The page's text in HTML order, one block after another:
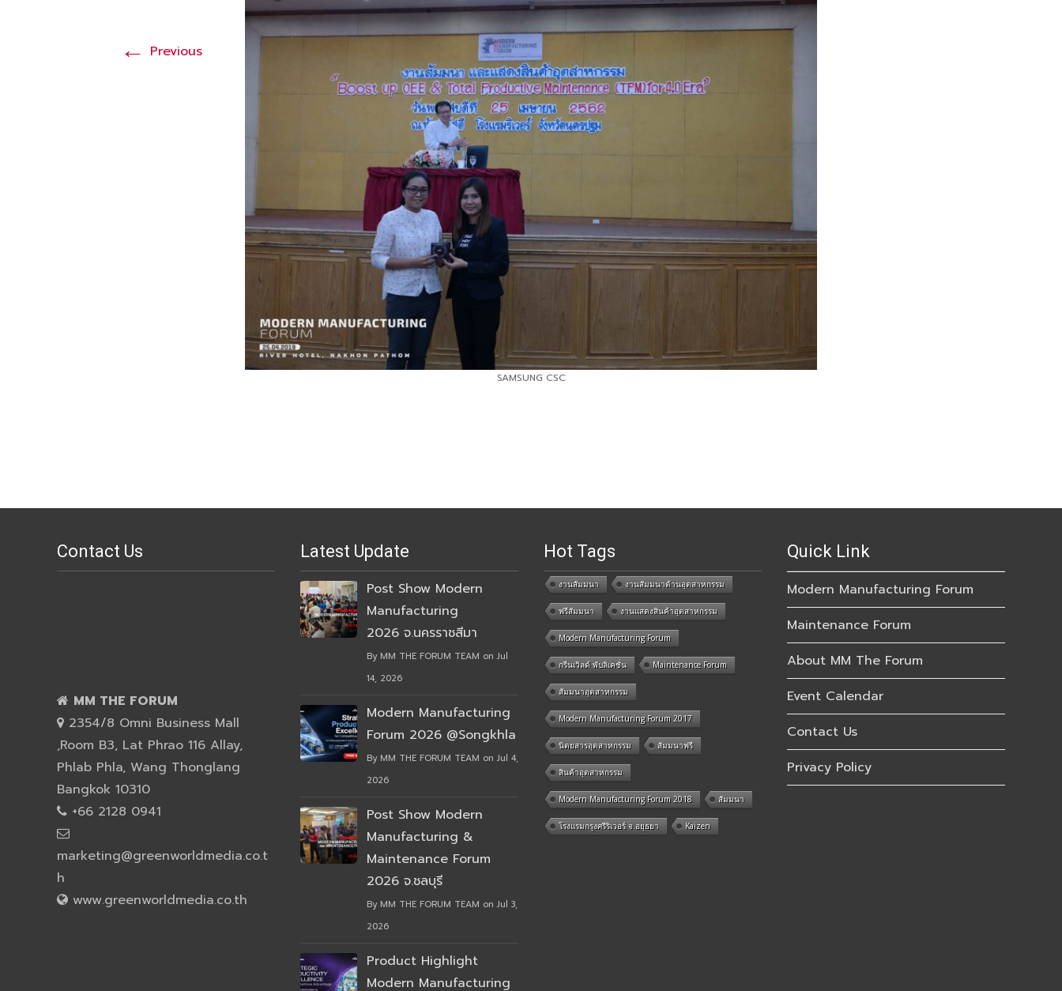
← Previous
SAMSUNG CSC
Contact Us
MM THE FORUM
2354/8 Omni Business Mall
,Room B3, Lat Phrao 116 Allay,
Phlab Phla, Wang Thonglang
Bangkok 10310
+66 2128 0941
marketing@greenworldmedia.co.t
h
www.greenworldmedia.co.th
Latest Update
Post Show Modern
Manufacturing
2026 จ.นครราชสีมา
By MM THE FORUM TEAM on Jul
14, 2026
Modern Manufacturing
Forum 2026 @Songkhla
By MM THE FORUM TEAM on Jul 4,
2026
Post Show Modern
Manufacturing &
Maintenance Forum
2026 จ.ชลบุรี
By MM THE FORUM TEAM on Jul 3,
2026
Product Highlight
Modern Manufacturing
Hot Tags
งานสัมมนา งานสัมมนาด้านอุตสาหกรรม
ฟรีสัมมนา งานแสดงสินค้าอุตสาหกรรม
Modern Manufacturing Forum
กรีนเวิลด์ พับลิเคชั่น Maintenance Forum
สัมมนาอุตสาหกรรม
Modern Manufacturing Forum 2017
นิตยสารอุตสาหกรรม สัมมนาฟรี
สินค้าอุตสาหกรรม
Modern Manufacturing Forum 2018 สัมมนา
โรงแรมกรุงศรีริเวอร์ จ.อยุธยา Kaizen
Quick Link
Modern Manufacturing Forum
Maintenance Forum
About MM The Forum
Event Calendar
Contact Us
Privacy Policy